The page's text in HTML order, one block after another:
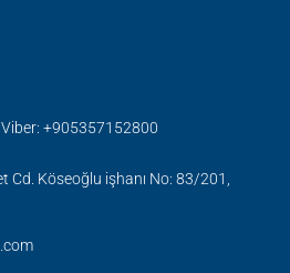
+905357152800
Cd. Köseoğlu işhanı No: 83/201,